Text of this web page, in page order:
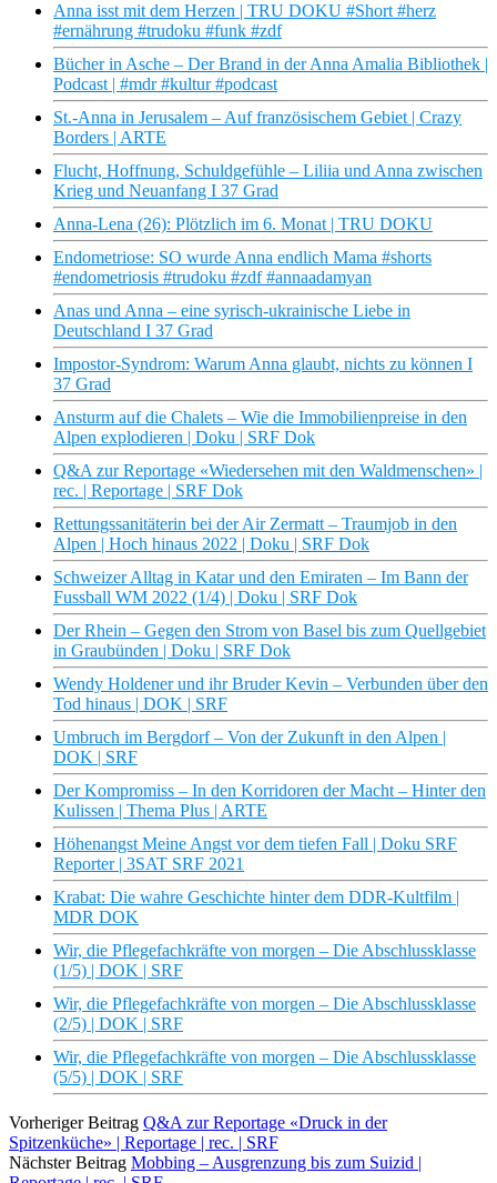
Anna isst mit dem Herzen | TRU DOKU #Short #herz
#ernährung #trudoku #funk #zdf
Bücher in Asche – Der Brand in der Anna Amalia Bibliothek |
Podcast | #mdr #kultur #podcast
St.-Anna in Jerusalem – Auf französischem Gebiet | Crazy
Borders | ARTE
Flucht, Hoffnung, Schuldgefühle – Liliia und Anna zwischen
Krieg und Neuanfang I 37 Grad
Anna-Lena (26): Plötzlich im 6. Monat | TRU DOKU
Endometriose: SO wurde Anna endlich Mama #shorts
#endometriosis #trudoku #zdf #annaadamyan
Anas und Anna – eine syrisch-ukrainische Liebe in
Deutschland I 37 Grad
Impostor-Syndrom: Warum Anna glaubt, nichts zu können I
37 Grad
Ansturm auf die Chalets – Wie die Immobilienpreise in den
Alpen explodieren | Doku | SRF Dok
Q&A zur Reportage «Wiedersehen mit den Waldmenschen» |
rec. | Reportage | SRF Dok
Rettungssanitäterin bei der Air Zermatt – Traumjob in den
Alpen | Hoch hinaus 2022 | Doku | SRF Dok
Schweizer Alltag in Katar und den Emiraten – Im Bann der
Fussball WM 2022 (1/4) | Doku | SRF Dok
Der Rhein – Gegen den Strom von Basel bis zum Quellgebiet
in Graubünden | Doku | SRF Dok
Wendy Holdener und ihr Bruder Kevin – Verbunden über den
Tod hinaus | DOK | SRF
Umbruch im Bergdorf – Von der Zukunft in den Alpen |
DOK | SRF
Der Kompromiss – In den Korridoren der Macht – Hinter den
Kulissen | Thema Plus | ARTE
Höhenangst Meine Angst vor dem tiefen Fall | Doku SRF
Reporter | 3SAT SRF 2021
Krabat: Die wahre Geschichte hinter dem DDR-Kultfilm |
MDR DOK
Wir, die Pflegefachkräfte von morgen – Die Abschlussklasse
(1/5) | DOK | SRF
Wir, die Pflegefachkräfte von morgen – Die Abschlussklasse
(2/5) | DOK | SRF
Wir, die Pflegefachkräfte von morgen – Die Abschlussklasse
(5/5) | DOK | SRF
Vorheriger Beitrag Q&A zur Reportage «Druck in der
Spitzenküche» | Reportage | rec. | SRF
Nächster Beitrag Mobbing – Ausgrenzung bis zum Suizid |